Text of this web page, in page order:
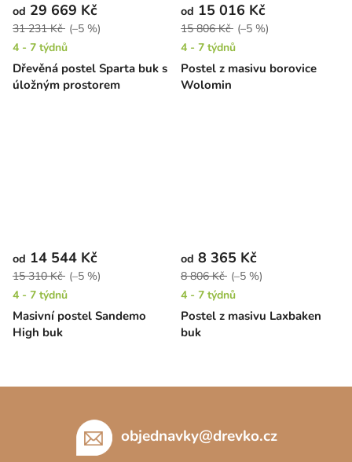
Dřevěná postel Sparta buk s
úložným prostorem
od 29 669 Kč
31 231 Kč (–5 %)
4 - 7 týdnů
Postel z masivu borovice
Wolomin
od 15 016 Kč
15 806 Kč (–5 %)
4 - 7 týdnů
Masivní postel Sandemo
High buk
od 14 544 Kč
15 310 Kč (–5 %)
4 - 7 týdnů
Postel z masivu Laxbaken
buk
od 8 365 Kč
8 806 Kč (–5 %)
4 - 7 týdnů
objednavky@drevko.cz